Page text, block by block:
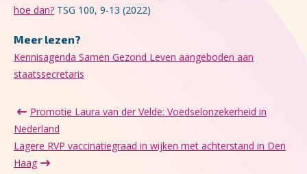
hoe dan? TSG 100, 9-13 (2022)
Meer lezen?
Kennisagenda Samen Gezond Leven aangeboden aan
staatssecretaris
Promotie Laura van der Velde: Voedselonzekerheid in
Nederland
Lagere RVP vaccinatiegraad in wijken met achterstand in Den
Haag